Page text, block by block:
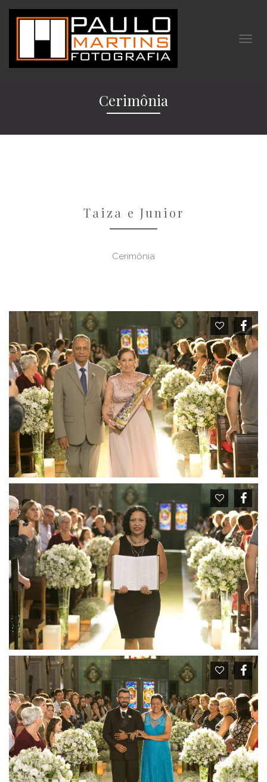
Cerimônia
Taiza e Junior
Cerimônia